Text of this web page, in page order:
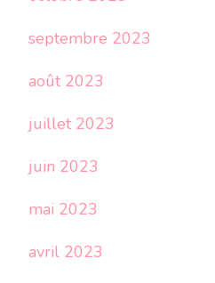
septembre 2023
août 2023
juillet 2023
juin 2023
mai 2023
avril 2023